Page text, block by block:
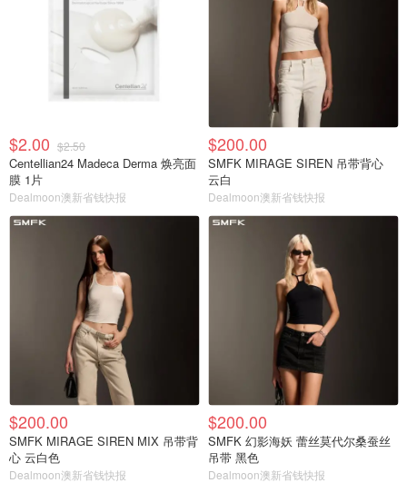
$2.00 $2.50
Centellian24 Madeca Derma 焕亮面
膜 1片
Dealmoon澳新省钱快报
$200.00
SMFK MIRAGE SIREN 吊带背心
云白
Dealmoon澳新省钱快报
$200.00
SMFK MIRAGE SIREN MIX 吊带背
心 云白色
Dealmoon澳新省钱快报
$200.00
SMFK 幻影海妖 蕾丝莫代尔桑蚕丝
吊带 黑色
Dealmoon澳新省钱快报